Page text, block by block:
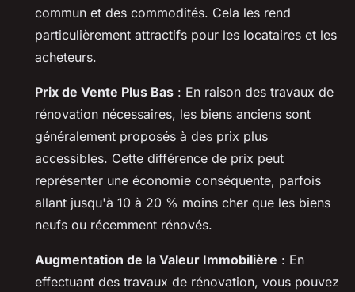
commun et des commodités. Cela les rend
particulièrement attractifs pour les locataires et les
acheteurs.
Prix de Vente Plus Bas : En raison des travaux de
rénovation nécessaires, les biens anciens sont
généralement proposés à des prix plus
accessibles. Cette différence de prix peut
représenter une économie conséquente, parfois
allant jusqu'à 10 à 20 % moins cher que les biens
neufs ou récemment rénovés.
Augmentation de la Valeur Immobilière : En
effectuant des travaux de rénovation, vous pouvez